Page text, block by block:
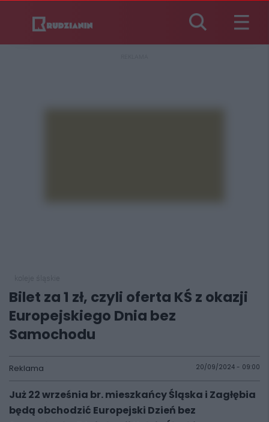
Bilet za 1 zł, czyli oferta KŚ z okazji
Europejskiego Dnia bez
Samochodu
Reklama 20/09/2024 - 09:00
Już 22 września br. mieszkańcy Śląska i Zagłębia
będą obchodzić Europejski Dzień bez